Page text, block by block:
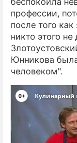
профессии,
после того
никто этого не
Юнникова
человеком".